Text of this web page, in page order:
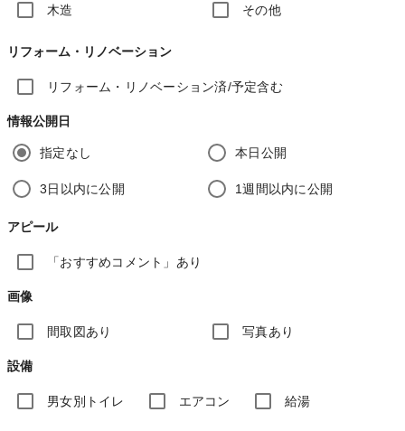
木造 その他
リフォーム・リノベーション
リフォーム・リノベーション済/予定含む
情報公開日
指定なし 本日公開
3日以内に公開 1週間以内に公開
アピール
「おすすめコメント」あり
画像
間取図あり 写真あり
設備
男女別トイレ エアコン 給湯